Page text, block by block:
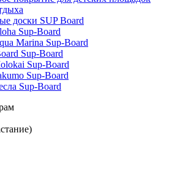
доски SUP Board
Sup-Board
Marina Sup-Board
Sup-Board
Sup-Board
Sup-Board
Sup-Board